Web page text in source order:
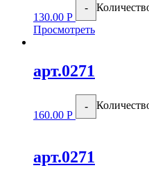
130.00 Р
-
Просмотреть
арт.0271
160.00 Р
-
арт.0271